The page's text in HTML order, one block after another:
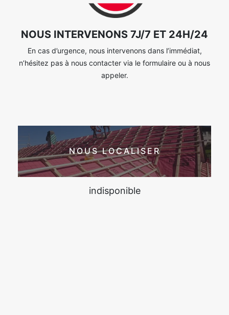
NOUS INTERVENONS 7J/7 ET 24H/24
En cas d’urgence, nous intervenons dans l’immédiat,
n’hésitez pas à nous contacter via le formulaire ou à nous
appeler.
NOUS LOCALISER
indisponible